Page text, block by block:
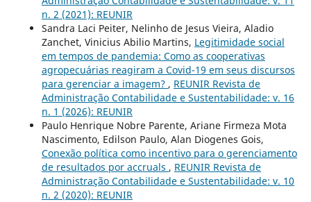
n. 2 (2021): REUNIR
Sandra Laci Peiter, Nelinho de Jesus Vieira, Aladio
Zanchet, Vinicius Abilio Martins, Legitimidade social
em tempos de pandemia: Como as cooperativas
agropecuárias reagiram a Covid-19 em seus discursos
para gerenciar a imagem? , REUNIR Revista de
Administração Contabilidade e Sustentabilidade: v. 16
n. 1 (2026): REUNIR
Paulo Henrique Nobre Parente, Ariane Firmeza Mota
Nascimento, Edilson Paulo, Alan Diogenes Gois,
Conexão política como incentivo para o gerenciamento
de resultados por accruals , REUNIR Revista de
Administração Contabilidade e Sustentabilidade: v. 10
n. 2 (2020): REUNIR